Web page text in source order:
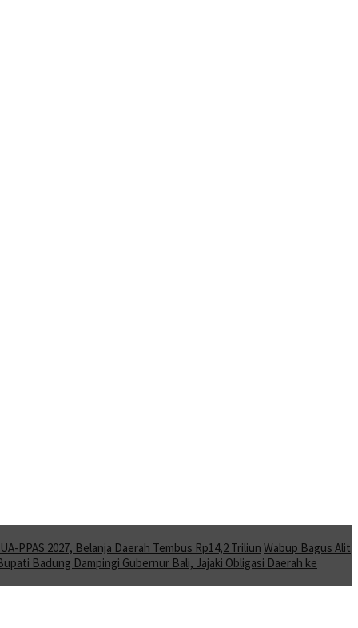
PPAS 2027, Belanja Daerah Tembus Rp14,2 Triliun Wabup Bagus Alit
Badung Dampingi Gubernur Bali, Jajaki Obligasi Daerah ke